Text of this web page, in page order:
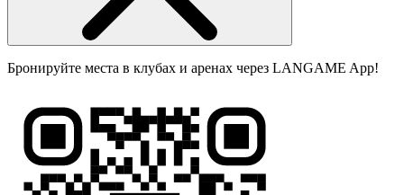
Бронируйте места в клубах и аренах через LANGAME App!